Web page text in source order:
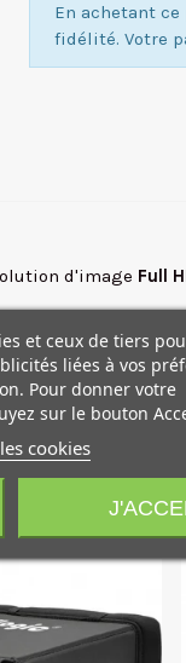
En achetant
fidélité. Votre
d'image Full
des
et ceux de tiers
liées à vos
Pour donner votre
sur le bouton
cookies